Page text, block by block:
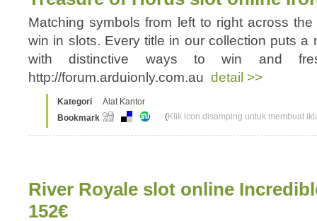
Matching symbols from left to right across
win in slots. Every title in our collection puts a
with distinctive ways to win and
http://forum.arduionly.com.au detail >>
Kategori
Alat Kantor
Bookmark
(Klik icon disamping untuk membuat
River Royale slot online
152€